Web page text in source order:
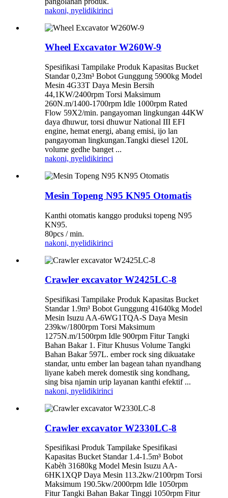
nakoni, nyelidikirinci
Wheel Excavator W260W-9
Spesifikasi Tampilake Produk Kapasitas Bucket
Standar 0,23m³ Bobot Gunggung 5900kg Model
Mesin 4G33T Daya Mesin Bersih
44,1KW/2400rpm Torsi Maksimum
260N.m/1400-1700rpm Idle 1000rpm Rated
Flow 59X2/min. pangayoman lingkungan 44KW
daya dhuwur, torsi dhuwur National III EFI
engine, hemat energi, abang emisi, ijo lan
pangayoman lingkungan.Tangki diesel 120L
volume gedhe banget ...
nakoni, nyelidikirinci
Mesin Topeng N95 KN95 Otomatis
Kanthi otomatis kanggo produksi topeng N95
KN95.
80pcs / min.
nakoni, nyelidikirinci
Crawler excavator W2425LC-8
Spesifikasi Tampilake Produk Kapasitas Bucket
Standar 1.9m³ Bobot Gunggung 41640kg Model
Mesin Isuzu AA-6WG1TQA-S Daya Mesin
239kw/1800rpm Torsi Maksimum
1275N.m/1500rpm Idle 900rpm Fitur Tangki
Bahan Bakar 1. Fitur Khusus Volume Tangki
Bahan Bakar 597L. ember rock sing dikuatake
standar, untu ember lan bagean tahan nyandhang
liyane kabeh merek domestik sing kondhang,
sing bisa njamin urip layanan kanthi efektif ...
nakoni, nyelidikirinci
Crawler excavator W2330LC-8
Spesifikasi Produk Tampilake Spesifikasi
Kapasitas Bucket Standar 1.4-1.5m³ Bobot
Kabèh 31680kg Model Mesin Isuzu AA-
6HK1XQP Daya Mesin 113.2kw/2100rpm Torsi
Maksimum 190.5kw/2000rpm Idle 1050rpm
Fitur Tangki Bahan Bakar Tinggi 1050rpm Fitur